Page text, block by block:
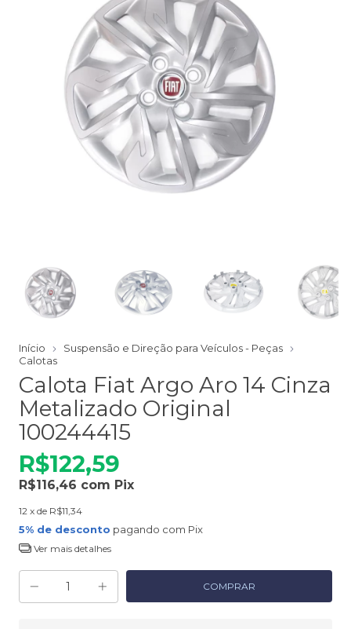
Início
Suspensão e Direção para Veículos - Peças
Calotas
Calota Fiat Argo Aro 14 Cinza
Metalizado Original
100244415
R$122,59
R$116,46 com Pix
12 x de R$11,34
5% de desconto pagando com Pix
Ver mais detalhes